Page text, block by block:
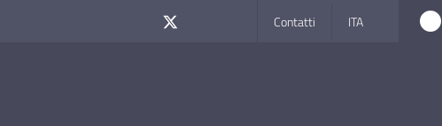
Contatti ITA